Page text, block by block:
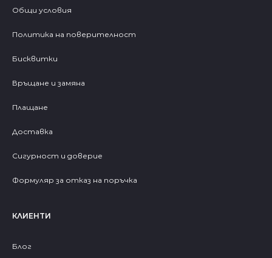
Общи условия
Политика на поверителност
Бисквитки
Връщане и замяна
Плащане
Доставка
Сигурност и доверие
Формуляр за отказ на поръчка
КЛИЕНТИ
Блог